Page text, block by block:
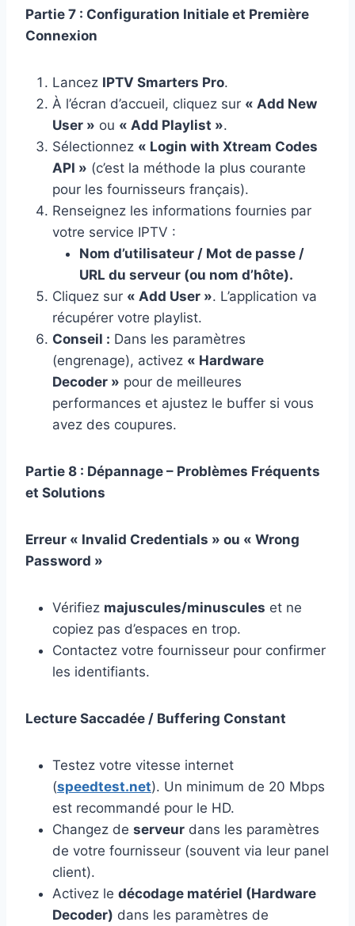
Partie 7 : Configuration Initiale et Première
Connexion
Lancez IPTV Smarters Pro.
À l’écran d’accueil, cliquez sur « Add New
User » ou « Add Playlist ».
Sélectionnez « Login with Xtream Codes
API » (c’est la méthode la plus courante
pour les fournisseurs français).
Renseignez les informations fournies par
votre service IPTV :
Nom d’utilisateur / Mot de passe /
URL du serveur (ou nom d’hôte).
Cliquez sur « Add User ». L’application va
récupérer votre playlist.
Conseil : Dans les paramètres
(engrenage), activez « Hardware
Decoder » pour de meilleures
performances et ajustez le buffer si vous
avez des coupures.
Partie 8 : Dépannage – Problèmes Fréquents
et Solutions
Erreur « Invalid Credentials » ou « Wrong
Password »
Vérifiez majuscules/minuscules et ne
copiez pas d’espaces en trop.
Contactez votre fournisseur pour confirmer
les identifiants.
Lecture Saccadée / Buffering Constant
Testez votre vitesse internet
(speedtest.net). Un minimum de 20 Mbps
est recommandé pour le HD.
Changez de serveur dans les paramètres
de votre fournisseur (souvent via leur panel
client).
Activez le décodage matériel (Hardware
Decoder) dans les paramètres de